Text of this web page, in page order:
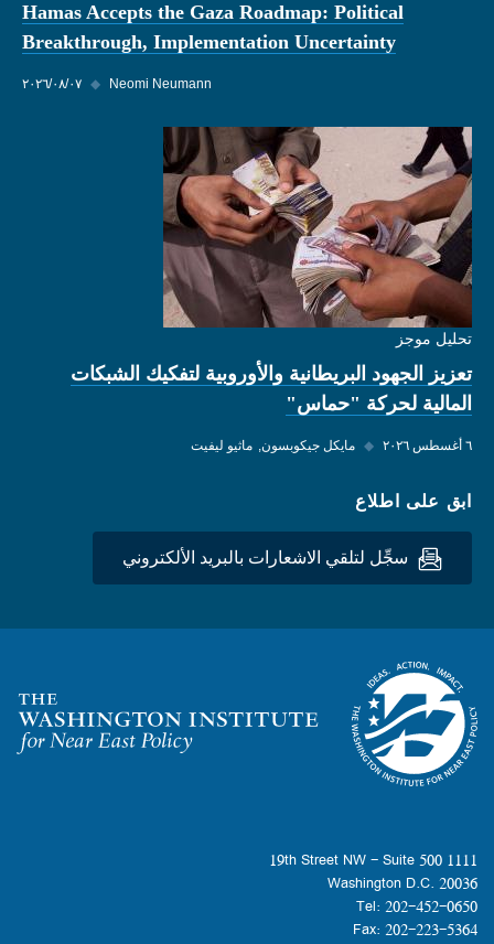
Hamas Accepts the Gaza Roadmap: Political
Breakthrough, Implementation Uncertainty
٠٧‏/٠٨‏/٢٠٢٦ ◆ Neomi Neumann
تحليل موجز
تعزيز الجهود البريطانية والأوروبية لتفكيك الشبكات
المالية لحركة "حماس"
٦ أغسطس ٢٠٢٦ ◆ مايكل جيكوبسون ماثيو ليفيت
ابق على اطلاع
سجِّل لتلقي الاشعارات بالبريد الألكتروني
Homepage
1111 19th Street NW - Suite 500
Washington D.C. 20036
Tel: 202-452-0650
Fax: 202-223-5364